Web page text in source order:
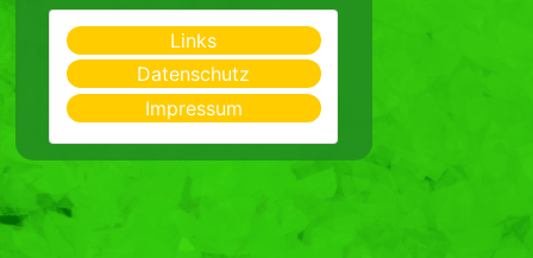
Links
Datenschutz
Impressum